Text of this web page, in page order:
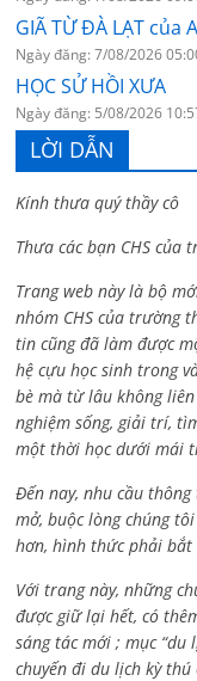
GIÃ TỪ ĐÀ LẠT của
Ngày đăng: 7/08/2026
HỌC SỬ HỒI XƯA
Ngày đăng: 5/08/2026
LỜI DẪN
Kính thưa quý thầy cô
Thưa các bạn CHS của
Trang web này là bộ
nhóm CHS của trường
tin cũng đã làm được
hệ cựu học sinh trong
bè mà từ lâu không
nghiệm sống, giải trí,
một thời học dưới mái
Đến nay, nhu cầu
mở, buộc lòng chúng
hơn, hình thức phải bắt
Với trang này, những
được giữ lại hết, có
sáng tác mới ; mục
chuyến đi du lịch kỳ